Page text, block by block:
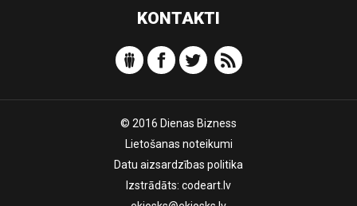
KONTAKTI
© 2016 Dienas Bizness
Lietošanas noteikumi
Datu aizsardzības politika
Izstrādāts: codeart.lv